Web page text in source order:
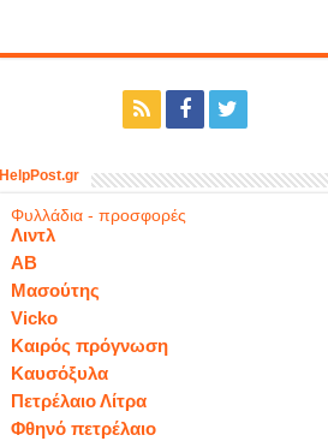
HelpPost.gr
Φυλλάδια - προσφορές
Λιντλ
ΑΒ
Μασούτης
Vicko
Καιρός πρόγνωση
Καυσόξυλα
Πετρέλαιο Λίτρα
Φθηνό πετρέλαιο